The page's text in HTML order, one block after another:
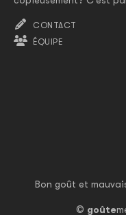
Bon goût et
© goûte
CONTACT
ÉQUIPE